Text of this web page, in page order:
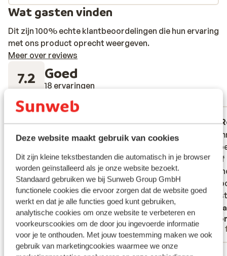
Deze website maakt gebruik van cookies
Dit zijn kleine tekstbestanden die automatisch in je browser
worden geïnstalleerd als je onze website bezoekt.
Standaard gebruiken we bij Sunweb Group GmbH
functionele cookies die ervoor zorgen dat de website goed
werkt en dat je alle functies goed kunt gebruiken,
analytische cookies om onze website te verbeteren en
voorkeurscookies om de door jou ingevoerde informatie
voor je te onthouden. Met jouw toestemming maken we ook
gebruik van marketingcookies waarmee we onze
Wat gasten vinden
Dit zijn 100% echte klantbeoordelingen die hun ervaring
met ons product oprecht weergeven.
Meer over reviews
7.2 Goed
18 ervaringen
Meest geboekt door met familie
5.3 Gemiddeld
3 jan. 2026
Is aan renovatie toe
Is aan renovatie toe
Anoniem
Met familie
2.4
bunk
myself
sofa,
bunk
myself
sofa,
Bekijk alle 18 ervaringen